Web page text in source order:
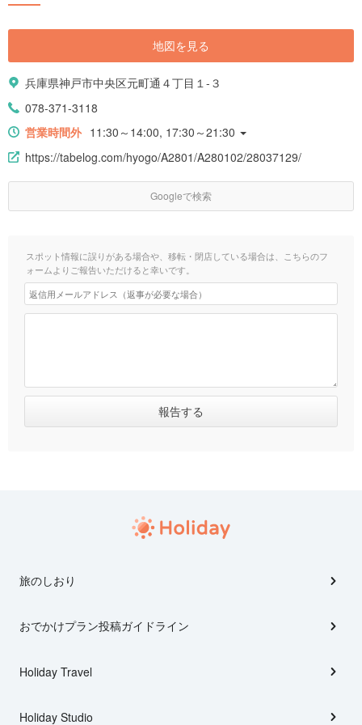
地図を見る
兵庫県神戸市中央区元町通４丁目１-３
078-371-3118
営業時間外 11:30～14:00, 17:30～21:30
https://tabelog.com/hyogo/A2801/A280102/28037129/
Googleで検索
スポット情報に誤りがある場合や、移転・閉店している場合は、こちらのフ
ォームよりご報告いただけると幸いです。
旅のしおり
おでかけプラン投稿ガイドライン
Holiday Travel
Holiday Studio